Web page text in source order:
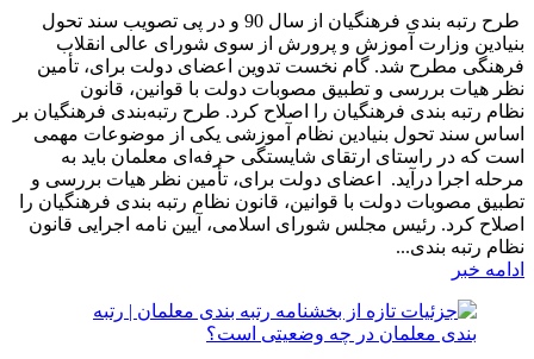
​ ​طرح رتبه بندی فرهنگیان از سال 90 و در پی تصویب سند تحول
بنیادین وزارت آموزش و پرورش از سوی شورای عالی انقلاب
فرهنگی مطرح شد. گام نخست تدوین اعضای دولت برای، تأمین
نظر هیات بررسی و تطبیق مصوبات دولت با قوانین، قانون
نظام رتبه بندی فرهنگیان را اصلاح کرد. طرح رتبه‌بندی فرهنگیان بر
اساس سند تحول بنیادین نظام آموزشی یکی از موضوعات مهمی
است که در راستای ارتقای شایستگی حرفه‌ای معلمان باید به
مرحله اجرا درآید. اعضای دولت برای، تأمین نظر هیات بررسی و
تطبیق مصوبات دولت با قوانین، قانون نظام رتبه بندی فرهنگیان را
اصلاح کرد. رئیس مجلس شورای اسلامی، آیین نامه اجرایی قانون
نظام رتبه بندی...
ادامه خبر